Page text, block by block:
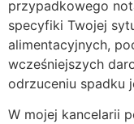
przypadkowego
specyfiki Twojej
alimentacyjnych,
wcześniejszych
odrzuceniu spadku
W mojej kancelarii